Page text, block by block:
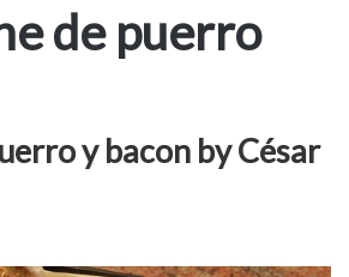
de puerro
y bacon by César